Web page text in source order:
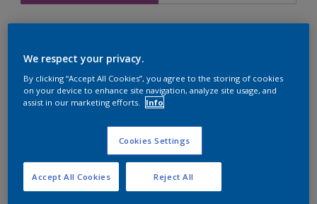
Op dit moment is het niet mogelijk dit product online
er hard aan om de voorraad aan te vullen.
We respect your privacy.
By clicking “Accept All Cookies”, you agree to the storing of cookies
on your device to enhance site navigation, analyze site usage, and
assist in our marketing efforts.
Info
Cookies Settings
Reject All
Accept All Cookies